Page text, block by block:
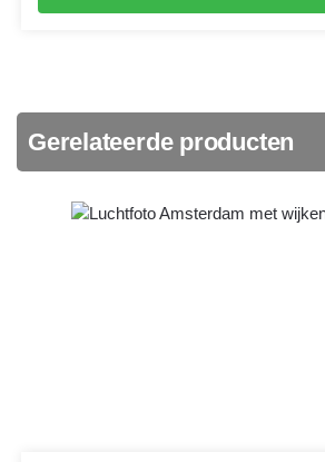
Gerelateerde producten